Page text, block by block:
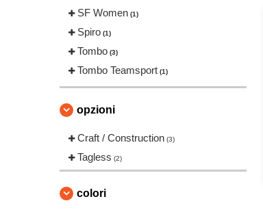
SF Women (1)
Spiro (1)
Tombo (3)
Tombo Teamsport (1)
opzioni
Craft / Construction (3)
Tagless (2)
colori